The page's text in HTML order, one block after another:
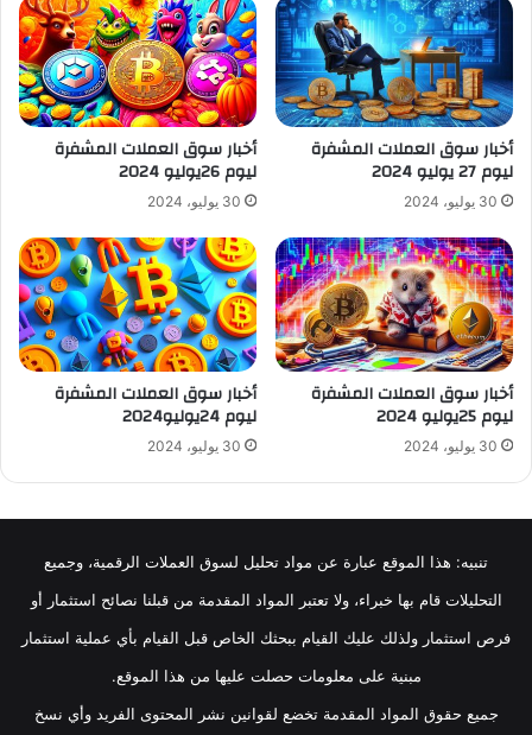
أخبار سوق العملات المشفرة
ليوم 27 يوليو 2024
30 يوليو، 2024
أخبار سوق العملات المشفرة
ليوم 26يوليو 2024
30 يوليو، 2024
أخبار سوق العملات المشفرة
ليوم 25يوليو 2024
30 يوليو، 2024
أخبار سوق العملات المشفرة
ليوم 24يوليو2024
30 يوليو، 2024
تنبيه: هذا الموقع عبارة عن مواد تحليل لسوق العملات الرقمية، وجميع
التحليلات قام بها خبراء، ولا تعتبر المواد المقدمة من قبلنا نصائح استثمار أو
فرص استثمار ولذلك عليك القيام ببحثك الخاص قبل القيام بأي عملية استثمار
مبنية على معلومات حصلت عليها من هذا الموقع.
جميع حقوق المواد المقدمة تخضع لقوانين نشر المحتوى الفريد وأي نسخ